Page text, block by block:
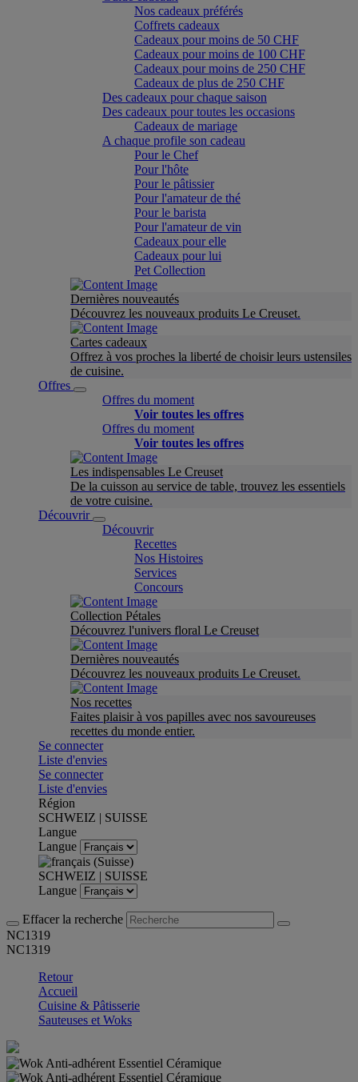
Nos cadeaux préférés
Coffrets cadeaux
Cadeaux pour moins de 50 CHF
Cadeaux pour moins de 100 CHF
Cadeaux pour moins de 250 CHF
Cadeaux de plus de 250 CHF
Des cadeaux pour chaque saison
Des cadeaux pour toutes les occasions
Cadeaux de mariage
A chaque profile son cadeau
Pour le Chef
Pour l'hôte
Pour le pâtissier
Pour l'amateur de thé
Pour le barista
Pour l'amateur de vin
Cadeaux pour elle
Cadeaux pour lui
Pet Collection
Dernières nouveautés
Découvrez les nouveaux produits Le Creuset.
Cartes cadeaux
Offrez à vos proches la liberté de choisir leurs ustensiles
de cuisine.
Offres
Offres du moment
Voir toutes les offres
Offres du moment
Voir toutes les offres
Les indispensables Le Creuset
De la cuisson au service de table, trouvez les essentiels
de votre cuisine.
Découvrir
Découvrir
Recettes
Nos Histoires
Services
Concours
Collection Pétales
Découvrez l'univers floral Le Creuset
Dernières nouveautés
Découvrez les nouveaux produits Le Creuset.
Nos recettes
Faites plaisir à vos papilles avec nos savoureuses
recettes du monde entier.
Se connecter
Liste d'envies
Se connecter
Liste d'envies
Région
SCHWEIZ | SUISSE
Langue
Langue
SCHWEIZ | SUISSE
Langue
Effacer la recherche
NC1319
NC1319
Retour
Accueil
Cuisine & Pâtisserie
Sauteuses et Woks